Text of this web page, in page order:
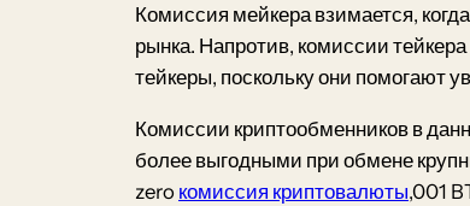
Комиссия мейкера взимается,
рынка. Напротив, комиссии
тейкеры, поскольку они помогают
Комиссии криптообменников в
более выгодными при обмене
zero комиссия криптовалюты,001